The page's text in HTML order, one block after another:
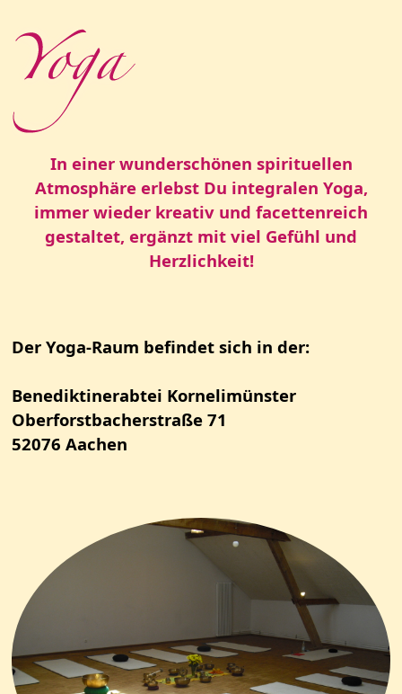
In einer wunderschönen spirituellen
Atmosphäre erlebst Du integralen Yoga,
immer wieder kreativ und facettenreich
gestaltet, ergänzt mit viel Gefühl und
Herzlichkeit!
Der Yoga-Raum befindet sich in der:
Benediktinerabtei Kornelimünster
Oberforstbacherstraße 71
52076 Aachen